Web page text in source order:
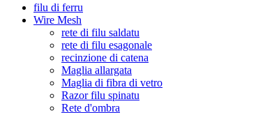
filu di ferru
Wire Mesh
rete di filu saldatu
rete di filu esagonale
recinzione di catena
Maglia allargata
Maglia di fibra di vetro
Razor filu spinatu
Rete d'ombra